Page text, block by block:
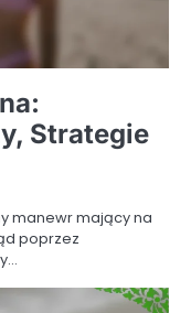
Strategie
manewr mający na
poprzez